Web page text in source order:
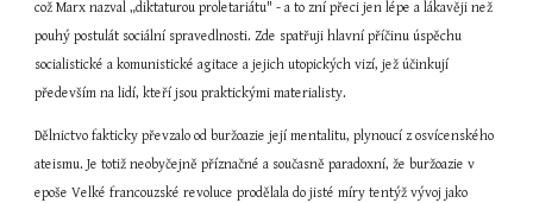
což Marx nazval „diktaturou proletariátu" - a to zní přeci jen lépe a lákavěji než
pouhý postulát sociální spravedlnosti. Zde spatřuji hlavní příčinu úspěchu
socialistické a komunistické agitace a jejich utopických vizí, jež účinkují
především na lidí, kteří jsou praktickými materialisty.
Dělnictvo fakticky převzalo od buržoazie její mentalitu, plynoucí z osvícenského
ateismu. Je totiž neobyčejně příznačné a současně paradoxní, že buržoazie v
epoše Velké francouzské revoluce prodělala do jisté míry tentýž vývoj jako